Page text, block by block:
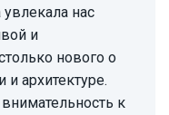
нас
и
нового о
и архитектуре.
к